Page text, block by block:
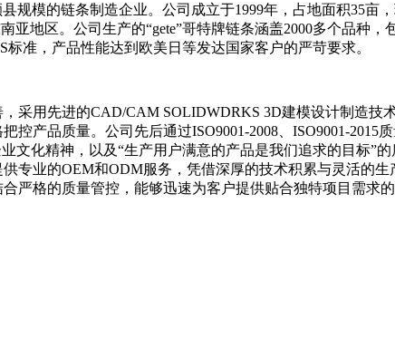
规模的链条制造企业。公司成立于1999年，占地面积35亩
亚地区。公司生产的“gete”哥特牌链条涵盖2000多个品种
准，产品性能达到欧美日等发达国家客户的严苛要求。
采用先进的CAD/CAM SOLIDWDRKS 3D建模设计制造
控产品质量。公司先后通过ISO9001-2008、ISO9001-
文化精神，以及“生产用户满意的产品是我们追求的目标”
专业的OEM和ODM服务，凭借深厚的技术积累与灵活的
严格的质量管控，能够迅速为客户提供贴合独特项目需求的